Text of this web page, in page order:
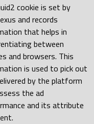
cookie is set by
and records
that helps in
between
and browsers. This
is used to pick out
by the platform
the ad
and its attribute